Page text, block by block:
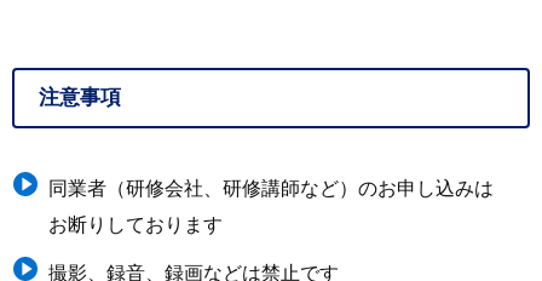
注意事項
同業者（研修会社、研修講師など）のお申し込みは
お断りしております
撮影、録音、録画などは禁止です